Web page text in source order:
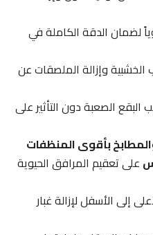
لضمان الدقة الكاملة في
وإزالة الملصقات عن
الصعبة دون التأثير على
بأقوى المنظفات
تعقيم المرافق الحيوية
الأسفل لإزالة غبار